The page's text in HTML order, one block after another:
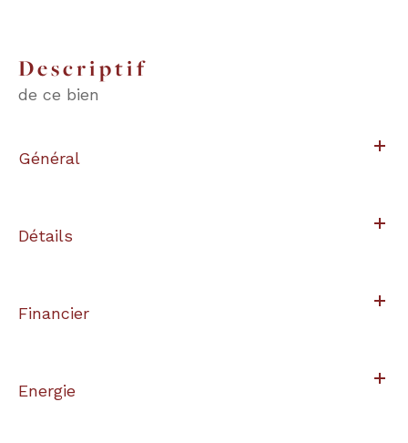
descriptif
de ce bien
Général
Détails
Financier
Energie